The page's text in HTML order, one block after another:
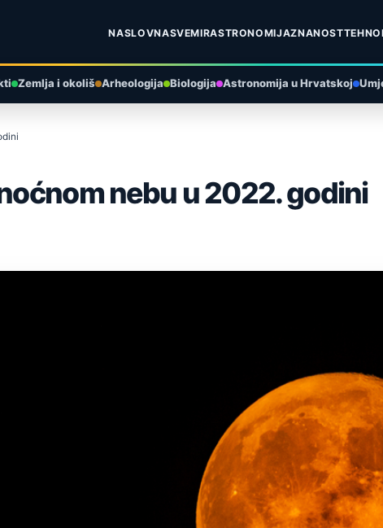
NASLOVNASVEMIRASTRONOMIJAZNANOST
Zemlja i okoliš Arheologija Biologija Astronomija u Hrvatskoj
nebu u 2022. godini